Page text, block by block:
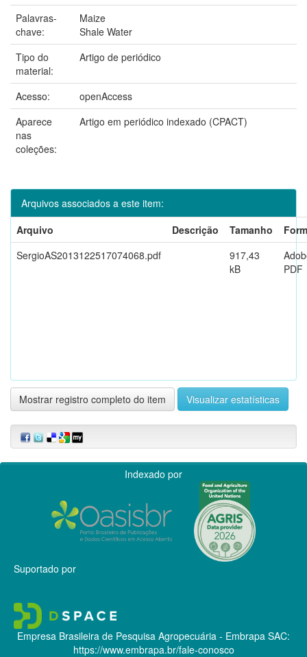
Palavras-
chave:
Maize
Shale Water
Tipo do
material:
Artigo de periódico
Acesso:
openAccess
Aparece
nas
coleções:
Artigo em periódico indexado (CPACT)
Arquivos associados a este item:
Arquivo
Descrição Tamanho
SergioAS2013122517074068.pdf
917,43
kB
PDF
Mostrar registro completo do item Visualizar estatísticas
Indexado por
Suportado por
Empresa Brasileira de Pesquisa Agropecuária - Embrapa SAC:
https://www.embrapa.br/fale-conosco